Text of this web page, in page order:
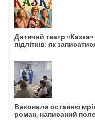
Дитячий театр
підлітків: як
Виконали останню
роман, написаний